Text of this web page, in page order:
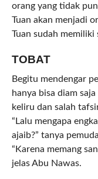
orang yang tidak
Tuan akan menjadi
Tuan sudah memiliki
TOBAT
Begitu mendengar
hanya bisa diam
keliru dan salah
“Lalu mengapa
ajaib?” tanya
“Karena memang
jelas Abu Nawas.